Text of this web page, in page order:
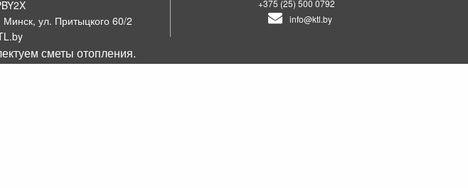
ул. Притыцкого 60/2
Сб:11:00-13:00
+375 (25) 500 0792
info@ktl.by
сметы отопления.